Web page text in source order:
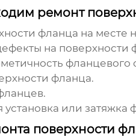
ремонт
фланца на месте
на поверхности
фланцевого
фланца.
установка или
поверхности